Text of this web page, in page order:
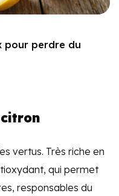
pour perdre du
vertus. Très riche en
qui permet
responsables du